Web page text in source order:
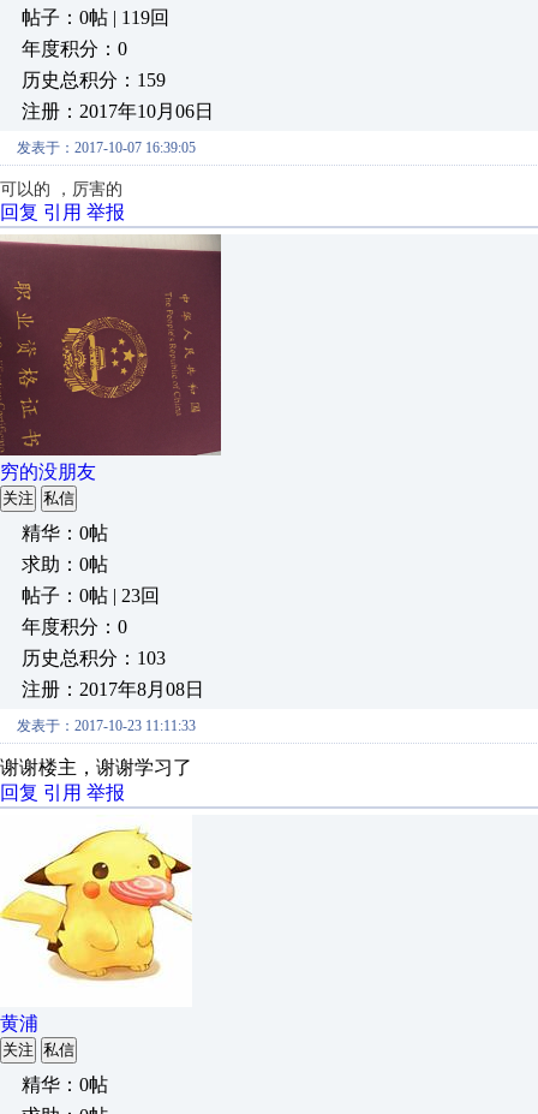
帖子：0帖 | 119回
年度积分：0
历史总积分：159
注册：2017年10月06日
发表于：2017-10-07 16:39:05
可以的 ，厉害的
回复 引用 举报
穷的没朋友
关注 私信
精华：0帖
求助：0帖
帖子：0帖 | 23回
年度积分：0
历史总积分：103
注册：2017年8月08日
发表于：2017-10-23 11:11:33
谢谢楼主，谢谢学习了
回复 引用 举报
黄浦
关注 私信
精华：0帖